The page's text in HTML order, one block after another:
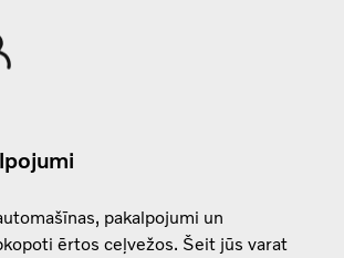
pakalpojumi un
ērtos ceļvežos. Šeit jūs varat